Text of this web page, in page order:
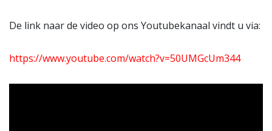
De link naar de video op ons Youtubekanaal vindt u via:
https://www.youtube.com/watch?v=50UMGcUm344